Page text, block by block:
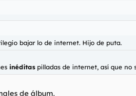
bajar lo de internet. Hijo de puta.
inéditas pilladas de internet, así que no
de álbum.